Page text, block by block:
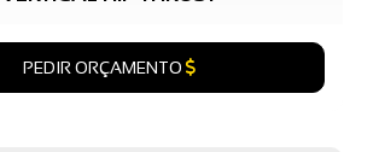
PEDIR ORÇAMENTO